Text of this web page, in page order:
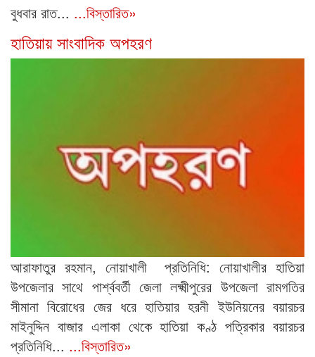
বুধবার রাত... ...বিস্তারিত»
হাতিয়ায় সাংবাদিক অপহরণ
আরাফাতুর রহমান, নোয়াখালী প্রতিনিধি: নোয়াখালীর হাতিয়া
উপজেলার সাথে পার্শ্ববর্তী জেলা লক্ষ্মীপুরের উপজেলা রামগতির
সীমানা বিরোধের জের ধরে হাতিয়ার হরনী ইউনিয়নের বয়ারচর
মাইনুদ্দিন বাজার এলাকা থেকে হাতিয়া কণ্ঠ পত্রিকার বয়ারচর
প্রতিনিধি... ...বিস্তারিত»